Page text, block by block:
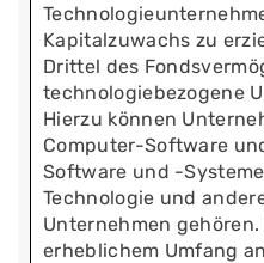
Kapitalzuwachs zu
Drittel des
technologiebezogene
Hierzu können
Computer-Software
Software und -
Technologie und
Unternehmen
erheblichem Umfang